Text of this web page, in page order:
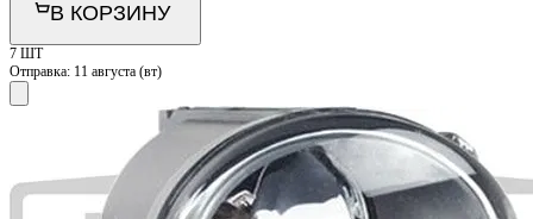
В КОРЗИНУ
7 ШТ
Отправка: 11 августа (вт)